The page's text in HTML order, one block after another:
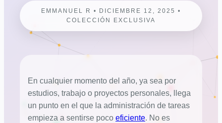
EMMANUEL R • DICIEMBRE 12, 2025 •
COLECCIÓN EXCLUSIVA
En cualquier momento del año, ya sea por
estudios, trabajo o proyectos personales, llega
un punto en el que la administración de tareas
empieza a sentirse poco eficiente. No es